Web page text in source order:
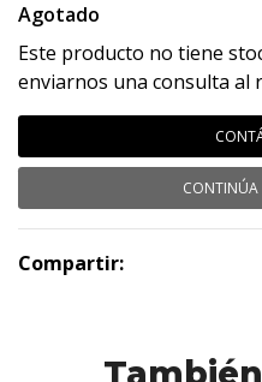
Agotado
Este producto no tiene
enviarnos una consulta al
Compartir: